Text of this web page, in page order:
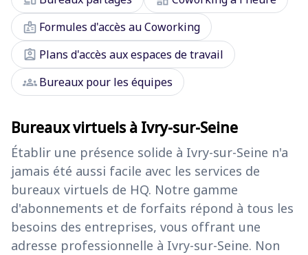
badge Formules d'accès au Coworking
assignment_ind Plans d'accès aux espaces de travail
groupsBureaux pour les équipes
Bureaux virtuels à Ivry-sur-Seine
Établir une présence solide à Ivry-sur-Seine n'a
jamais été aussi facile avec les services de
bureaux virtuels de HQ. Notre gamme
d'abonnements et de forfaits répond à tous les
besoins des entreprises, vous offrant une
adresse professionnelle à Ivry-sur-Seine. Non